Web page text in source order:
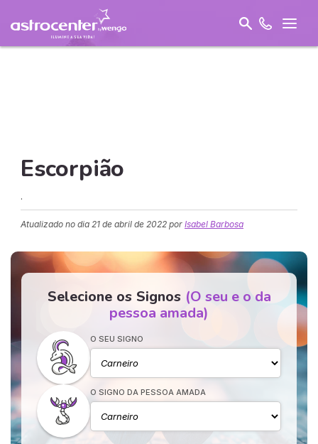
Escorpião
.
Atualizado no dia 21 de abril de 2022 por Isabel Barbosa
Selecione os Signos (O seu e o da
pessoa amada)
O SEU SIGNO
O SIGNO DA PESSOA AMADA